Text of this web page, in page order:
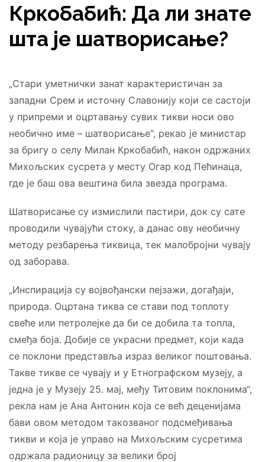
Кркобабић: Да ли знате
шта је шатворисање?
„Стари уметнички занат карактеристичан за
западни Срем и источну Славонију који се састоји
у припреми и оцртавању сувих тикви носи ово
необично име – шатворисање“, рекао је министар
за бригу о селу Милан Кркобабић, након одржаних
Михољских сусрета у месту Огар код Пећинаца,
где је баш ова вештина била звезда програма.
Шатворисање су измислили пастири, док су сате
проводили чувајући стоку, а данас ову необичну
методу резбарења тиквица, тек малобројни чувају
од заборава.
„Инспирација су војвођански пејзажи, догађаји,
природа. Оцртана тиква се стави под топлоту
свеће или петролејке да би се добила та топла,
смеђа боја. Добије се украсни предмет, који када
се поклони представља израз великог поштовања.
Такве тикве се чувају и у Етнографском музеју, а
једна је у Музеју 25. мај, међу Титовим поклонима“,
рекла нам је Ана Антонин која се већ деценијама
бави овом методом такозваног подсмеђивања
тикви и која је управо на Михољским сусретима
одржала радионицу за велики број